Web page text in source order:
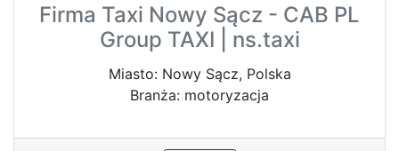
Firma Taxi Nowy Sącz - CAB PL
Group TAXI | ns.taxi
Miasto: Nowy Sącz, Polska
Branża: motoryzacja